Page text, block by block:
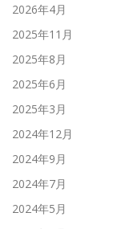
2026年4月
2025年11月
2025年8月
2025年6月
2025年3月
2024年12月
2024年9月
2024年7月
2024年5月